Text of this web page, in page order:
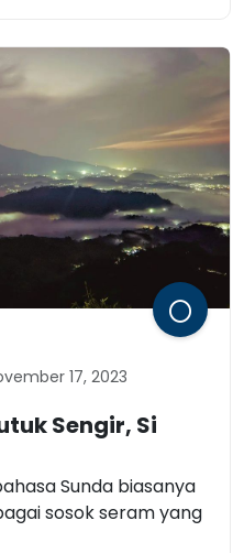
17, 2023
Sengir, Si
Sunda biasanya
sosok seram yang